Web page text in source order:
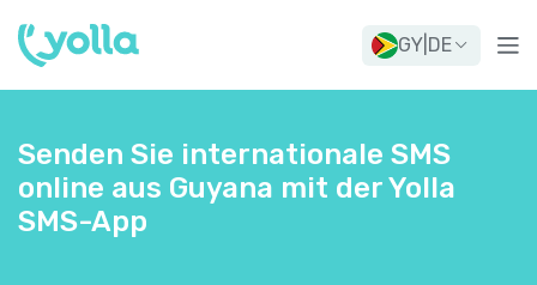
GY DE
Senden Sie internationale SMS
online aus Guyana mit der Yolla
SMS-App